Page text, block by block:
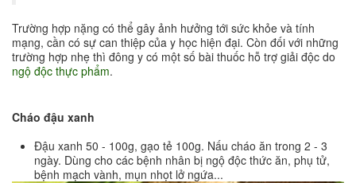
Trường hợp nặng có thể gây ảnh hưởng tới sức khỏe và tính
mạng, cần có sự can thiệp của y học hiện đại. Còn đối với những
trường hợp nhẹ thì đông y có một số bài thuốc hỗ trợ giải độc do
ngộ độc thực phẩm.
Cháo đậu xanh
Đậu xanh 50 - 100g, gạo tẻ 100g. Nấu cháo ăn trong 2 - 3
ngày. Dùng cho các bệnh nhân bị ngộ độc thức ăn, phụ tử,
bệnh mạch vành, mụn nhọt lở ngứa...